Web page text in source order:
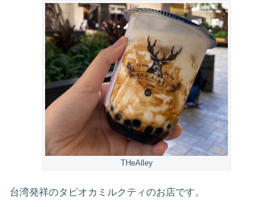
THeAlley
台湾発祥のタピオカミルクティのお店です。